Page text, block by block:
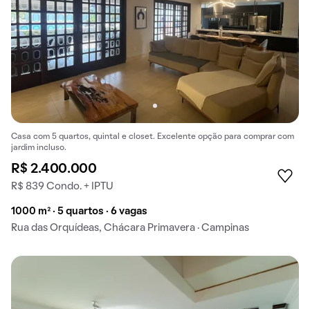
Casa com 5 quartos, quintal e closet. Excelente opção para comprar com
jardim incluso.
R$ 2.400.000
R$ 839 Condo. + IPTU
1000 m² · 5 quartos · 6 vagas
Rua das Orquídeas, Chácara Primavera · Campinas